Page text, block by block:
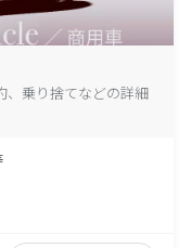
、乗り捨てなどの詳細